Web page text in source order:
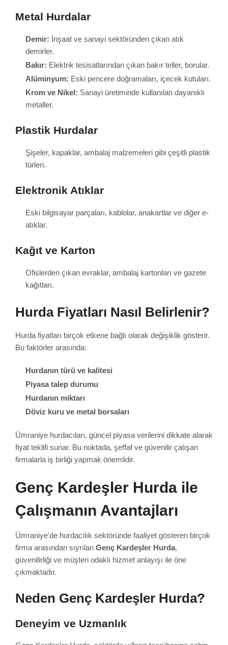
Metal Hurdalar
Demir: İnşaat ve sanayi sektöründen çıkan atık
demirler.
Bakır: Elektrik tesisatlarından çıkan bakır teller, borular.
Alüminyum: Eski pencere doğramaları, içecek kutuları.
Krom ve Nikel: Sanayi üretiminde kullanılan dayanıklı
metaller.
Plastik Hurdalar
Şişeler, kapaklar, ambalaj malzemeleri gibi çeşitli plastik
türleri.
Elektronik Atıklar
Eski bilgisayar parçaları, kablolar, anakartlar ve diğer e-
atıklar.
Kağıt ve Karton
Ofislerden çıkan evraklar, ambalaj kartonları ve gazete
kağıtları.
Hurda Fiyatları Nasıl Belirlenir?
Hurda fiyatları birçok etkene bağlı olarak değişiklik gösterir.
Bu faktörler arasında:
Hurdanın türü ve kalitesi
Piyasa talep durumu
Hurdanın miktarı
Döviz kuru ve metal borsaları
Ümraniye hurdacıları, güncel piyasa verilerini dikkate alarak
fiyat teklifi sunar. Bu noktada, şeffaf ve güvenilir çalışan
firmalarla iş birliği yapmak önemlidir.
Genç Kardeşler Hurda ile
Çalışmanın Avantajları
Ümraniye'de hurdacılık sektöründe faaliyet gösteren birçok
firma arasından sıyrılan Genç Kardeşler Hurda,
güvenilirliği ve müşteri odaklı hizmet anlayışı ile öne
çıkmaktadır.
Neden Genç Kardeşler Hurda?
Deneyim ve Uzmanlık